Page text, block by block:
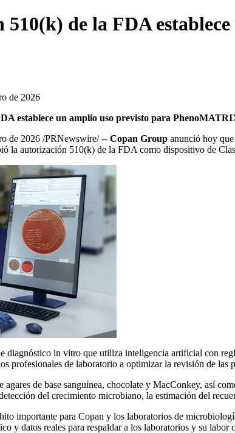
510(k) de la FDA
de 2026
establece un amplio uso previsto para
de 2026 /PRNewswire/ -- Copan Group anunció hoy
la autorización 510(k) de la FDA como dispositivo de
diagnóstico in vitro que utiliza inteligencia artificial con
profesionales de laboratorio a optimizar la revisión de las
de base sanguínea, chocolate y MacConkey, así
del crecimiento microbiano, la estimación del
importante para Copan y los laboratorios de
y datos reales para respaldar a los laboratorios y su